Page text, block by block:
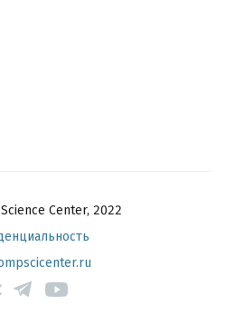
Center, 2022